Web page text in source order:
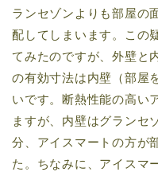
ランセゾンよりも部屋の
配してしまいます。この
てみたのですが、外壁と
の有効寸法は内壁（部屋
いです。断熱性能の高い
ますが、内壁はグランセ
分、アイスマートの方が
た。ちなみに、アイスマ